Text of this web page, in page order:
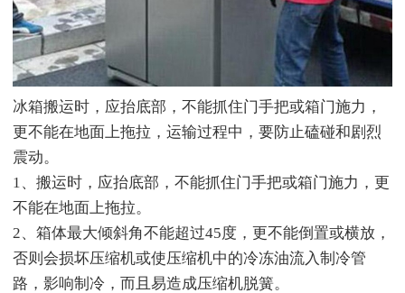
冰箱搬运时，应抬底部，不能抓住门手把或箱门施力，
更不能在地面上拖拉，运输过程中，要防止磕碰和剧烈
震动。
1、搬运时，应抬底部，不能抓住门手把或箱门施力，更
不能在地面上拖拉。
2、箱体最大倾斜角不能超过45度，更不能倒置或横放，
否则会损坏压缩机或使压缩机中的冷冻油流入制冷管
路，影响制冷，而且易造成压缩机脱簧。